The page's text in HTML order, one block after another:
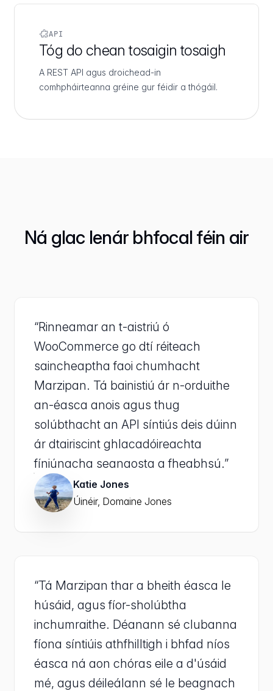
API
Tóg do chean tosaigin tosaigh
A REST API agus droichead-in
comhpháirteanna gréine gur féidir a thógáil.
Ná glac lenár bhfocal féin air
“Rinneamar an t-aistriú ó
WooCommerce go dtí réiteach
saincheaptha faoi chumhacht
Marzipan. Tá bainistiú ár n-orduithe
an-éasca anois agus thug
solúbthacht an API síntiús deis dúinn
ár dtairiscint ghlacadóireachta
fíniúnacha seanaosta a fheabhsú.”
Katie Jones
Úinéir, Domaine Jones
“Tá Marzipan thar a bheith éasca le
húsáid, agus fíor-sholúbtha
inchumraithe. Déanann sé clubanna
fíona síntiúis athfhilltigh i bhfad níos
éasca ná aon chóras eile a d'úsáid
mé, agus déileálann sé le beagnach